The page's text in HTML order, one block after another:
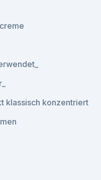
klassisch konzentriert